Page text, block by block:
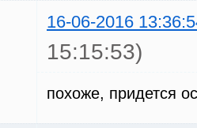
16-06-2016
15:15:53)
похоже, придется